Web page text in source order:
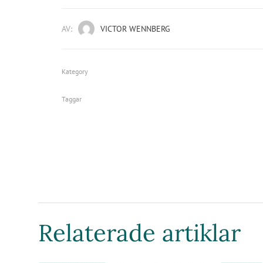
AV: VICTOR WENNBERG
Kategory
Taggar
Relaterade artiklar